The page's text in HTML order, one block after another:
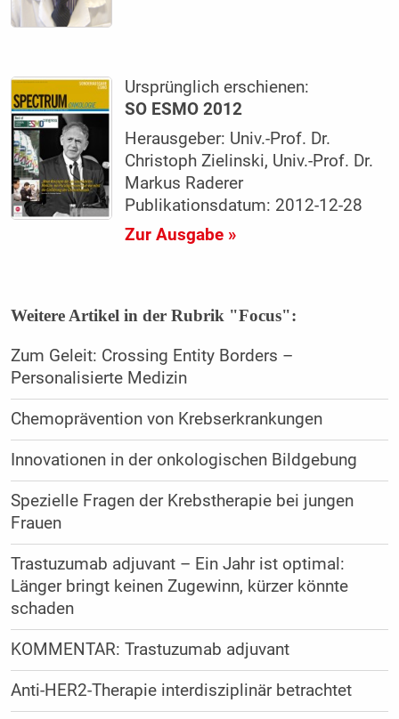
Ursprünglich erschienen:
SO ESMO 2012
Herausgeber: Univ.-Prof. Dr.
Christoph Zielinski, Univ.-Prof. Dr.
Markus Raderer
Publikationsdatum: 2012-12-28
Zur Ausgabe »
Weitere Artikel in der Rubrik "Focus":
Zum Geleit: Crossing Entity Borders –
Personalisierte Medizin
Chemoprävention von Krebserkrankungen
Innovationen in der onkologischen Bildgebung
Spezielle Fragen der Krebstherapie bei jungen
Frauen
Trastuzumab adjuvant – Ein Jahr ist optimal:
Länger bringt keinen Zugewinn, kürzer könnte
schaden
KOMMENTAR: Trastuzumab adjuvant
Anti-HER2-Therapie interdisziplinär betrachtet